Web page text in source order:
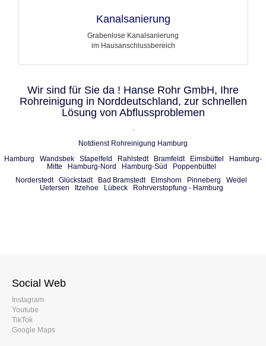
Kanalsanierung
Grabenlose Kanalsanierung
im Hausanschlussbereich
Wir sind für Sie da ! Hanse Rohr GmbH, Ihre
Rohreinigung in Norddeutschland, zur schnellen
Lösung von Abflussproblemen
.
Notdienst Rohreinigung Hamburg
Hamburg
Wandsbek Stapelfeld Rahlstedt Bramfeldt Eimsbüttel
Hamburg-
Mitte
Hamburg-Nord Hamburg-Süd
Poppenbüttel
Norderstedt Glückstadt Bad Bramstedt Elmshorn Pinneberg
Wedel
Uetersen
Itzehoe Lübeck Rohrverstopfung - Hamburg
Social Web
Instagram
Youtube
TikTok
Google Maps